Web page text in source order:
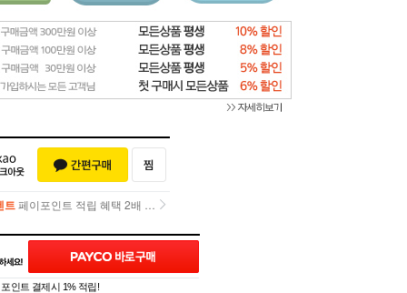
트 페이포인트 적립 혜택 2배 UP!
포인트 결제시 1% 적립!